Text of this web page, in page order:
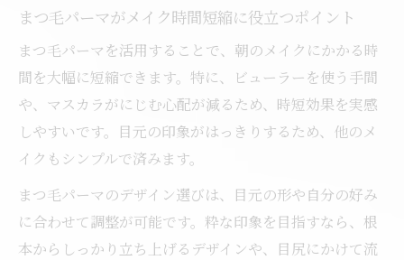
まつ毛パーマがメイク時間短縮に役立つポイント
まつ毛パーマを活用することで、朝のメイクにかかる時
間を大幅に短縮できます。特に、ビューラーを使う手間
や、マスカラがにじむ心配が減るため、時短効果を実感
しやすいです。目元の印象がはっきりするため、他のメ
イクもシンプルで済みます。
まつ毛パーマのデザイン選びは、目元の形や自分の好み
に合わせて調整が可能です。粋な印象を目指すなら、根
本からしっかり立ち上げるデザインや、目尻にかけて流